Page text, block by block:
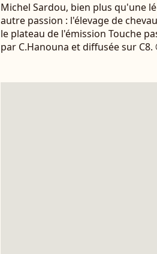
Michel Sardou, bien plus qu'une
autre passion : l'élevage de
le plateau de l'émission Touche
par C.Hanouna et diffusée sur